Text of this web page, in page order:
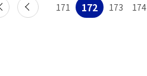
171 172 173 174
다음 맨끝